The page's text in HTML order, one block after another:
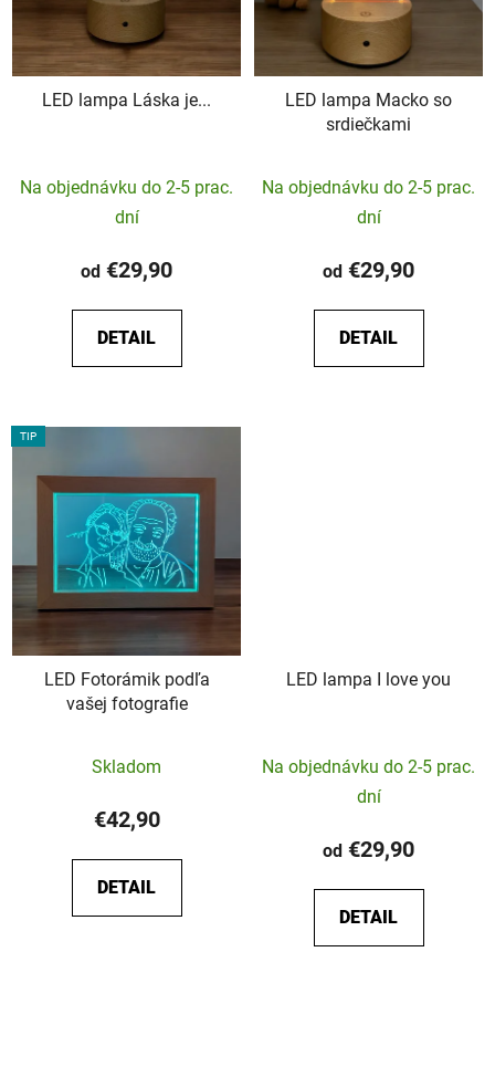
LED lampa Láska je...
Na objednávku do 2-5 prac.
dní
od €29,90
DETAIL
LED lampa Macko so
srdiečkami
hodnotenie
produktu
je
5,0
z
5
Na objednávku do 2-5 prac.
dní
od €29,90
DETAIL
TIP
LED Fotorámik podľa
vašej fotografie
hodnotenie
produktu
je
5,0
z
Skladom
€42,90
DETAIL
LED lampa I love you
Na objednávku do 2-5 prac.
dní
od €29,90
DETAIL